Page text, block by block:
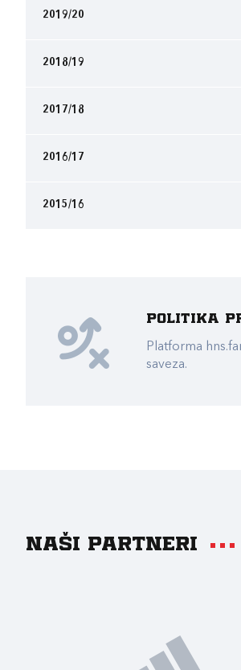
2019/20
2018/19
2017/18
2016/17
2015/16
Politika
Platforma
saveza.
Naši partneri